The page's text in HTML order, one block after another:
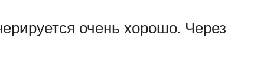
очень хорошо. Через